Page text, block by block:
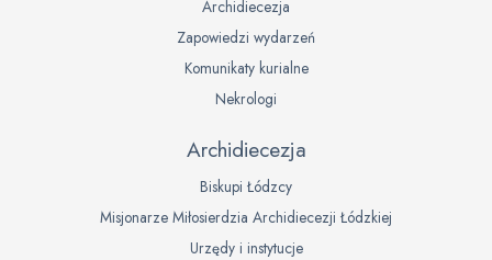
Archidiecezja
Zapowiedzi wydarzeń
Komunikaty kurialne
Nekrologi
Archidiecezja
Biskupi Łódzcy
Misjonarze Miłosierdzia Archidiecezji Łódzkiej
Urzędy i instytucje